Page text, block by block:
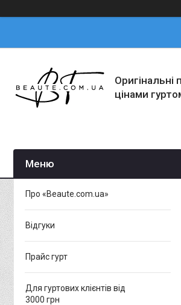
цінами
Про «Beaute.com.ua»
Відгуки
Прайс гурт
Для гуртових клієнтів від
3000 грн